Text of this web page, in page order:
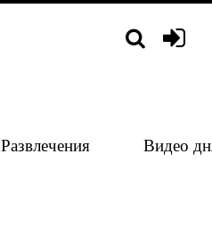
Развлечения Видео